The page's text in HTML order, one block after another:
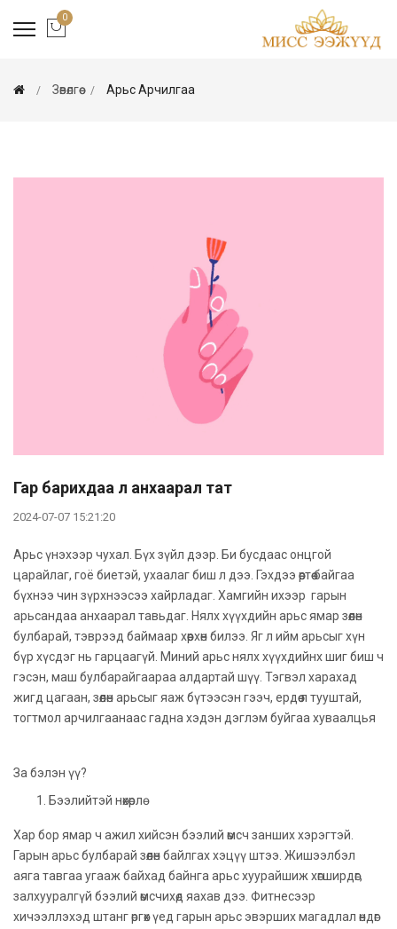
0
Зөвөлгөө Арьс Арчилгаа
Гар барихдаа л анхаарал тат
2024-07-07 15:21:20
Арьс үнэхээр чухал. Бүх зүйл дээр. Би бусдаас онцгой
царайлаг, гоё биетэй, ухаалаг биш л дээ. Гэхдээ өөртөө байгаа
бүхнээ чин зүрхнээсээ хайрладаг. Хамгийн ихээр гарын
арьсандаа анхаарал тавьдаг. Нялх хүүхдийн арьс ямар зөөлөн
булбарай, тэврээд баймаар хөөрхөн билээ. Яг л ийм арьсыг хүн
бүр хүсдэг нь гарцаагүй. Миний арьс нялх хүүхдийнх шиг биш ч
гэсэн, маш булбарайгаараа алдартай шүү. Тэгвэл харахад
жигд цагаан, зөөлөн арьсыг яаж бүтээсэн гээч, ердөө л тууштай,
тогтмол арчилгаанаас гадна хэдэн дэглэм буйгаа хуваалцья
За бэлэн үү?
Бээлийтэй нөхөрлө
Хар бор ямар ч ажил хийсэн бээлий өмсч занших хэрэгтэй.
Гарын арьс булбарай зөөлөн байлгах хэцүү штээ. Жишээлбэл
аяга тавгаа угааж байхад байнга арьс хуурайшиж хөгширдөг,
залхууралгүй бээлий өмсчихөд яахав дээ. Фитнесээр
хичээллэхэд штанг өргөх үед гарын арьс эвэрших магадлал өндөг